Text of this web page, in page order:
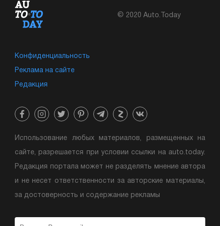
© 2020 Auto.Today
Конфиденциальность
Реклама на сайте
Редакция
Использование любых материалов, размещенных на
сайте, разрешается при условии ссылки на auto.today.
Редакция портала может не разделять мнение автора
и не несет ответственности за авторские материалы,
за достоверность и содержание рекламы